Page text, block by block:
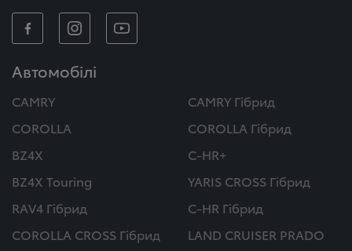
Автомобілі
CAMRY
CAMRY Гібрид
COROLLA
COROLLA Гібрид
BZ4X
C-HR+
BZ4X Touring
YARIS CROSS Гібрид
RAV4 Гібрид
C-HR Гібрид
COROLLA CROSS Гібрид
LAND CRUISER PRADO